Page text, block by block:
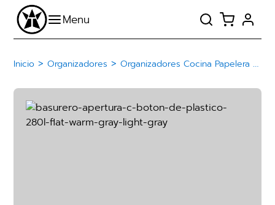
Inicio >Organizadores >Organizadores Cocina Papelera Basurero De Plástico Con Botón